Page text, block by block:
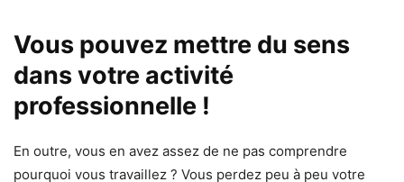
Vous pouvez mettre du sens
dans votre activité
professionnelle !
En outre, vous en avez assez de ne pas comprendre
pourquoi vous travaillez ? Vous perdez peu à peu votre